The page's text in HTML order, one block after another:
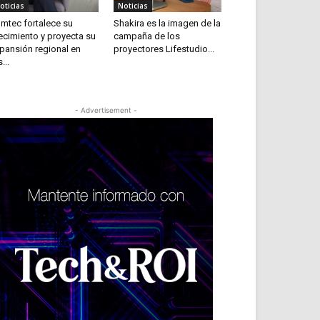
fortalece su
y proyecta su
regional en
Noticias
Shakira es la imagen de la
campaña de los
proyectores Lifestudio...
- Advertisement -